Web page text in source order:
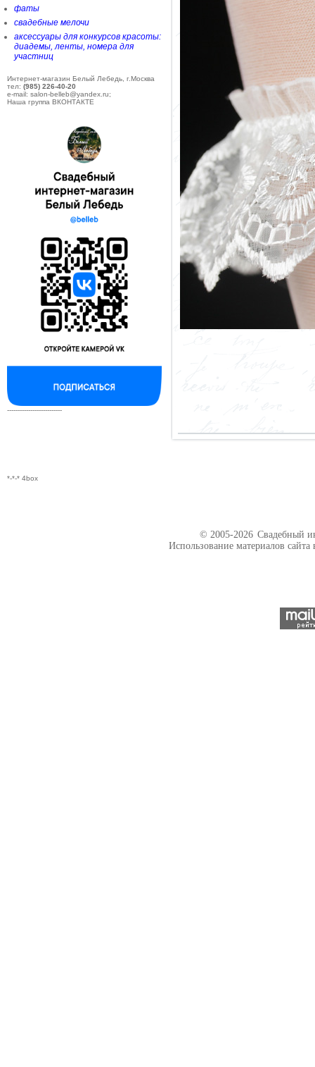
фаты
свадебные мелочи
аксессуары для конкурсов красоты:
диадемы, ленты, номера для
участниц
Интернет-магазин Белый Лебедь, г.Москва
тел: (985) 226-40-20
e-mail: salon-belleb@yandex.ru;
Наша группа ВКОНТАКТЕ
--------------------------
*-*-* 4box
© 2005-2026 Свадебный
Использование материалов